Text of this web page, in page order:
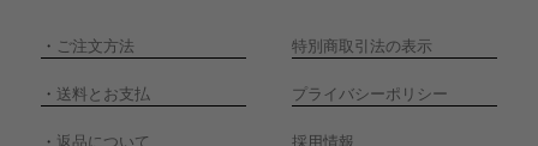
・ ご注文方法 特別商取引法の表示
・ 送料とお支払 プライバシーポリシー
・ 返品について 採用情報